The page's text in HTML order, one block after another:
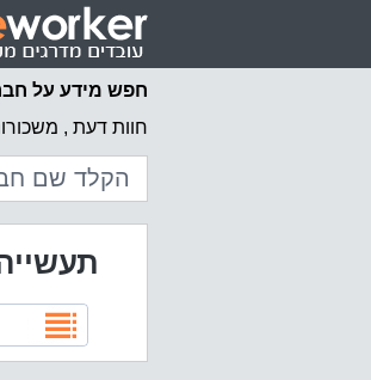
חפש מידע על
חוות דעת ,
תעשייה